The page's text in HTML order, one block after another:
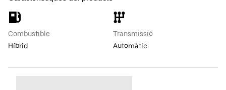
Combustible
Híbrid
Transmissió
Automàtic